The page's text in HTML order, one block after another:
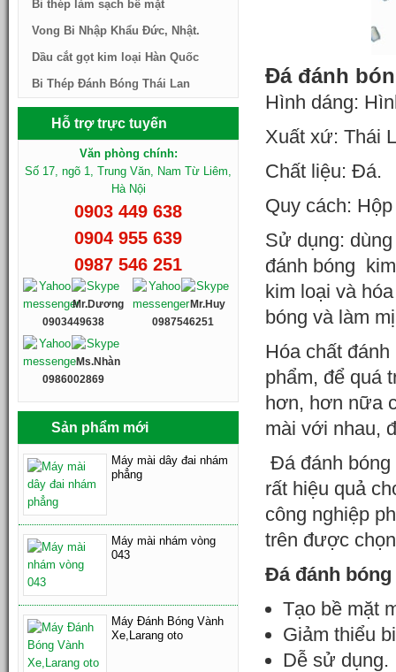
Đá đánh
Hình dáng:
Xuất xứ: Thái
Chất liệu: Đá.
Quy cách:
Sử dụng:
đánh bóng
kim loại và
bóng và làm
Hóa chất
phẩm, để quá
hơn, hơn nữa
mài với nhau,
Đá đánh bóng
rất hiệu quả
công nghiệp
trên được
Đá đánh
Tạo bề mặt
Giảm thiểu
Dễ sử dụng.
Bi thép làm sạch bề mặt
Vong Bi Nhập Khẩu Đức, Nhật.
Dầu cắt gọt kim loại Hàn Quốc
Bi Thép Đánh Bóng Thái Lan
Hỗ trợ trực tuyến
Văn phòng chính:
Số 17, ngõ 1, Trung Văn, Nam Từ Liêm,
Hà Nội
0903 449 638
0904 955 639
0987 546 251
Mr.Dương
0903449638
Mr.Huy
0987546251
Ms.Nhàn
0986002869
Sản phẩm mới
Máy mài dây đai nhám
phẳng
Máy mài nhám vòng
043
Máy Đánh Bóng Vành
Xe,Larang oto